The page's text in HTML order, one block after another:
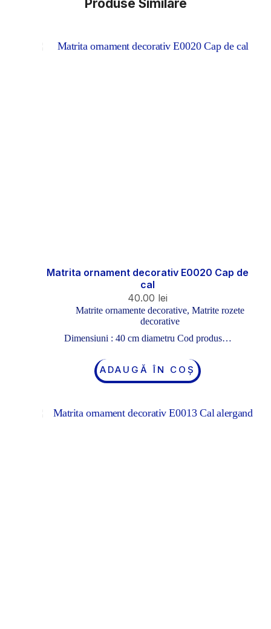
Produse Similare
Matrita ornament decorativ E0020 Cap de
cal
40.00 lei
Matrite ornamente decorative, Matrite rozete
decorative
Dimensiuni : 40 cm diametru Cod produs…
ADAUGĂ ÎN COȘ